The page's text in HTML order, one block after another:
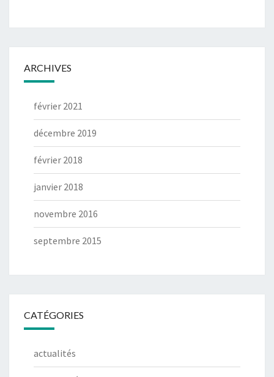
ARCHIVES
février 2021
décembre 2019
février 2018
janvier 2018
novembre 2016
septembre 2015
CATÉGORIES
actualités